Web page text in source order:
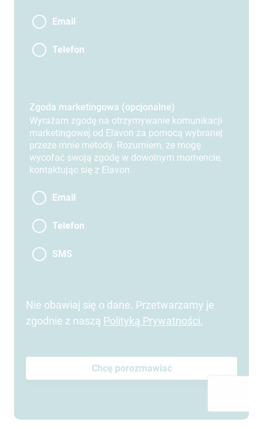
Email
Telefon
Zgoda marketingowa (opcjonalne)
Wyrażam zgodę na otrzymywanie komunikacji
marketingowej od Elavon za pomocą wybranej
przeze mnie metody. Rozumiem, że mogę
wycofać swoją zgodę w dowolnym momencie,
kontaktując się z Elavon.
Email
Telefon
SMS
Nie obawiaj się o dane. Przetwarzamy je
zgodnie z naszą Polityką Prywatności.